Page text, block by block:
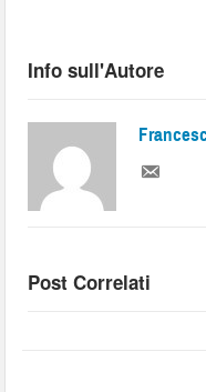
Info sull'Autore
Post Correlati